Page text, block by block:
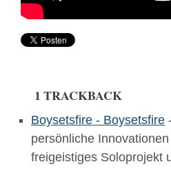
1 TRACKBACK
Boysetsfire - Boysetsfire
persönliche
freigeistiges Soloprojekt